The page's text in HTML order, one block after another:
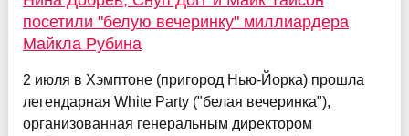
посетили "белую вечеринку" миллиардера
Майкла Рубина
2 июля в Хэмптоне (пригород Нью-Йорка) прошла
легендарная White Party ("белая вечеринка"),
организованная генеральным директором